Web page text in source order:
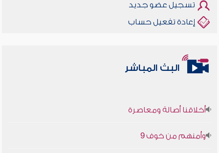
تسجيل عضو جديد
إعادة تفعيل حساب
البث المباشر
أخلاقنا أصالة ومعاصرة
وأمنهم من خوف 9